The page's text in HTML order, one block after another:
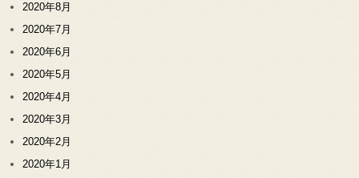
2020年8月
2020年7月
2020年6月
2020年5月
2020年4月
2020年3月
2020年2月
2020年1月